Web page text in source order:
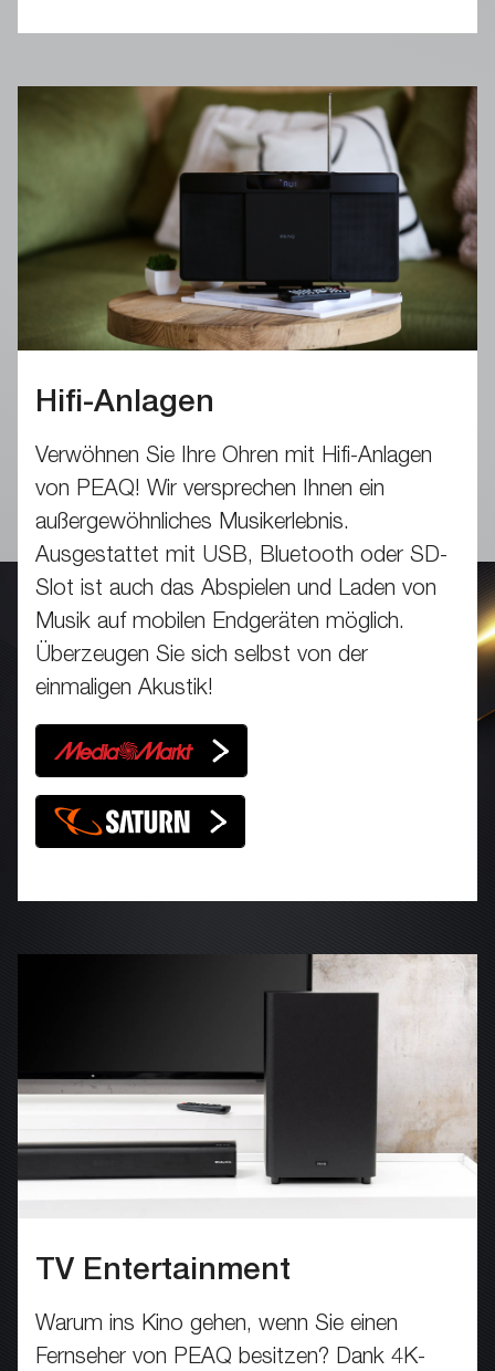
Hifi-Anlagen
Verwöhnen Sie Ihre Ohren mit Hifi-Anlagen
von PEAQ! Wir versprechen Ihnen ein
außergewöhnliches Musikerlebnis.
Ausgestattet mit USB, Bluetooth oder SD-
Slot ist auch das Abspielen und Laden von
Musik auf mobilen Endgeräten möglich.
Überzeugen Sie sich selbst von der
einmaligen Akustik!
TV Entertainment
Warum ins Kino gehen, wenn Sie einen
Fernseher von PEAQ besitzen? Dank 4K-